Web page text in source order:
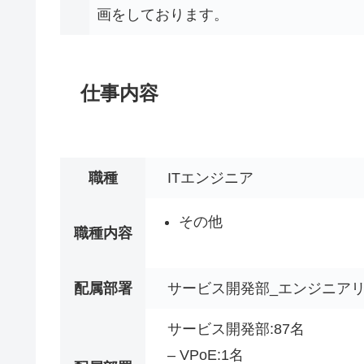
画をしております。
仕事内容
職種 ITエンジニア
職種内容
その他
配属部署 サービス開発部_エンジニア
サービス開発部:87名
– VPoE:1名